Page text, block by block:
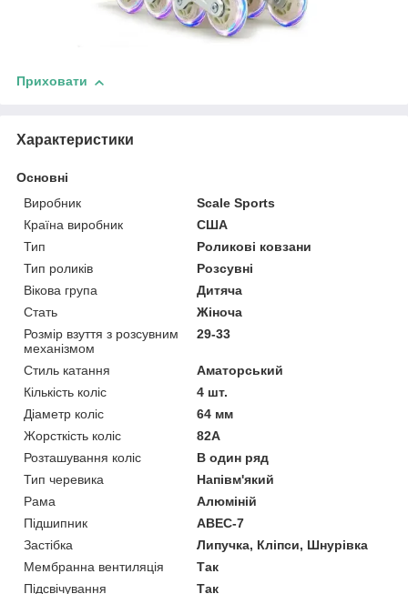
Приховати
Характеристики
Основні
Виробник
Scale Sports
Країна виробник
США
Тип
Роликові ковзани
Тип роликів
Розсувні
Вікова група
Дитяча
Стать
Жіноча
Розмір взуття з розсувним
механізмом
29-33
Стиль катання
Аматорський
Кількість коліс
4 шт.
Діаметр коліс
64 мм
Жорсткість коліс
82А
Розташування коліс
В один ряд
Тип черевика
Напівм'який
Рама
Алюміній
Підшипник
ABEC-7
Застібка
Липучка, Кліпси, Шнурівка
Мембранна вентиляція
Так
Підсвічування
Так